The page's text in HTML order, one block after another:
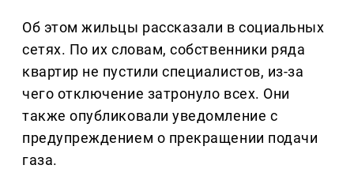
Об этом жильцы рассказали в социальных
сетях. По их словам, собственники ряда
квартир не пустили специалистов, из-за
чего отключение затронуло всех. Они
также опубликовали уведомление с
предупреждением о прекращении подачи
газа.